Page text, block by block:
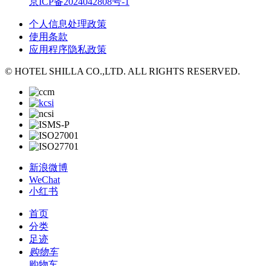
个人信息处理政策
使用条款
应用程序隐私政策
© HOTEL SHILLA CO.,LTD. ALL RIGHTS RESERVED.
新浪微博
WeChat
小红书
首页
分类
足迹
购物车